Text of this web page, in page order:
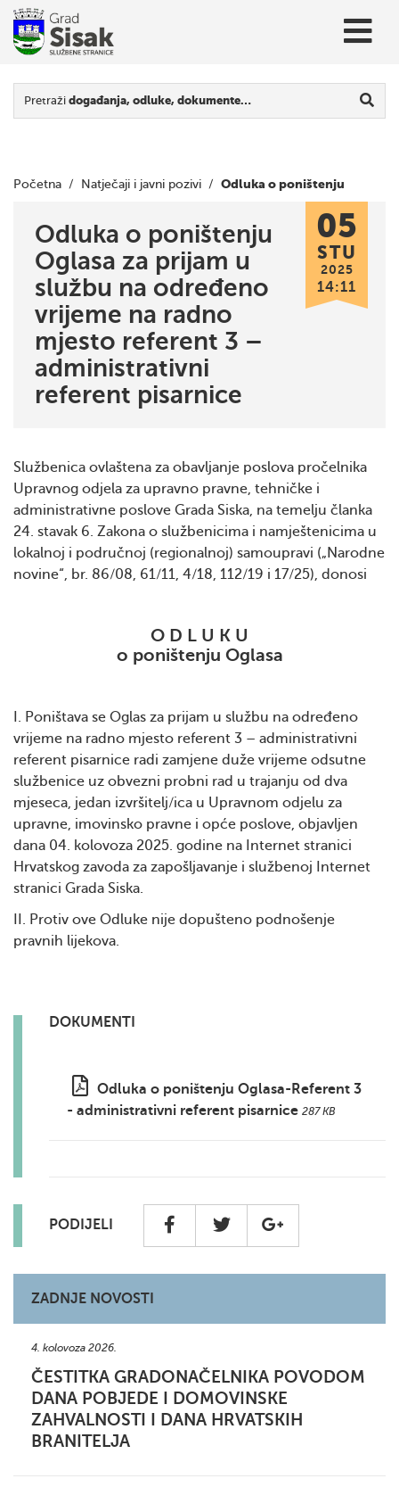
Pretraži događanja, odluke, dokumente…
Početna / Natječaji i javni pozivi / Odluka o poništenju
Oglasa za prijam u službu na određeno vrijeme na radno
mjesto referent 3 – administrativni referent pisarnice
Odluka o poništenju
Oglasa za prijam u
službu na određeno
vrijeme na radno
mjesto referent 3 –
administrativni
referent pisarnice
05
STU
2025
14:11
Službenica ovlaštena za obavljanje poslova pročelnika
Upravnog odjela za upravno pravne, tehničke i
administrativne poslove Grada Siska, na temelju članka
24. stavak 6. Zakona o službenicima i namještenicima u
lokalnoj i područnoj (regionalnoj) samoupravi („Narodne
novine“, br. 86/08, 61/11, 4/18, 112/19 i 17/25), donosi
O D L U K U
o poništenju Oglasa
I. Poništava se Oglas za prijam u službu na određeno
vrijeme na radno mjesto referent 3 – administrativni
referent pisarnice radi zamjene duže vrijeme odsutne
službenice uz obvezni probni rad u trajanju od dva
mjeseca, jedan izvršitelj/ica u Upravnom odjelu za
upravne, imovinsko pravne i opće poslove, objavljen
dana 04. kolovoza 2025. godine na Internet stranici
Hrvatskog zavoda za zapošljavanje i službenoj Internet
stranici Grada Siska.
II. Protiv ove Odluke nije dopušteno podnošenje
pravnih lijekova.
DOKUMENTI
Odluka o poništenju Oglasa-Referent 3
- administrativni referent pisarnice 287 KB
PODIJELI
ZADNJE NOVOSTI
4. kolovoza 2026.
ČESTITKA GRADONAČELNIKA POVODOM
DANA POBJEDE I DOMOVINSKE
ZAHVALNOSTI I DANA HRVATSKIH
BRANITELJA